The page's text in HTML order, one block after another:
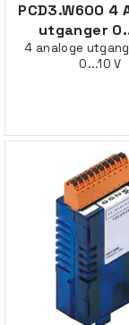
PCD3.W600 4
utganger
4 analoge
0...10 V